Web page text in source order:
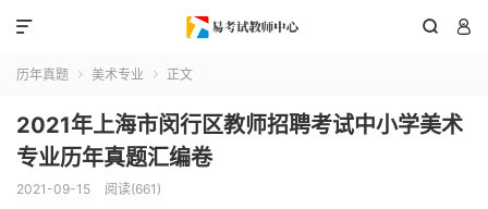
 

历年真题  美术专业  正文
2021年上海市闵行区教师招聘考试中小学美术
专业历年真题汇编卷
2021-09-15 阅读(661)